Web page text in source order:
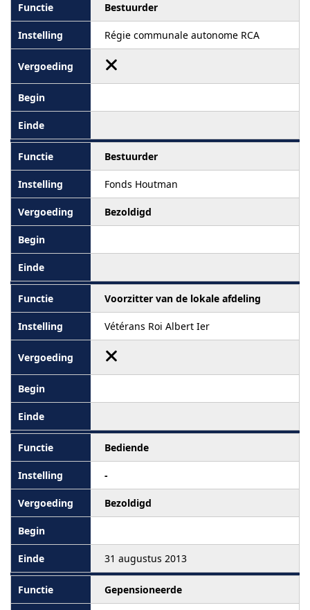
Bestuurder
Régie communale autonome RCA
Bestuurder
Fonds Houtman
Bezoldigd
Voorzitter van de lokale afdeling
Vétérans Roi Albert Ier
Bediende
-
Bezoldigd
31 augustus 2013
Gepensioneerde